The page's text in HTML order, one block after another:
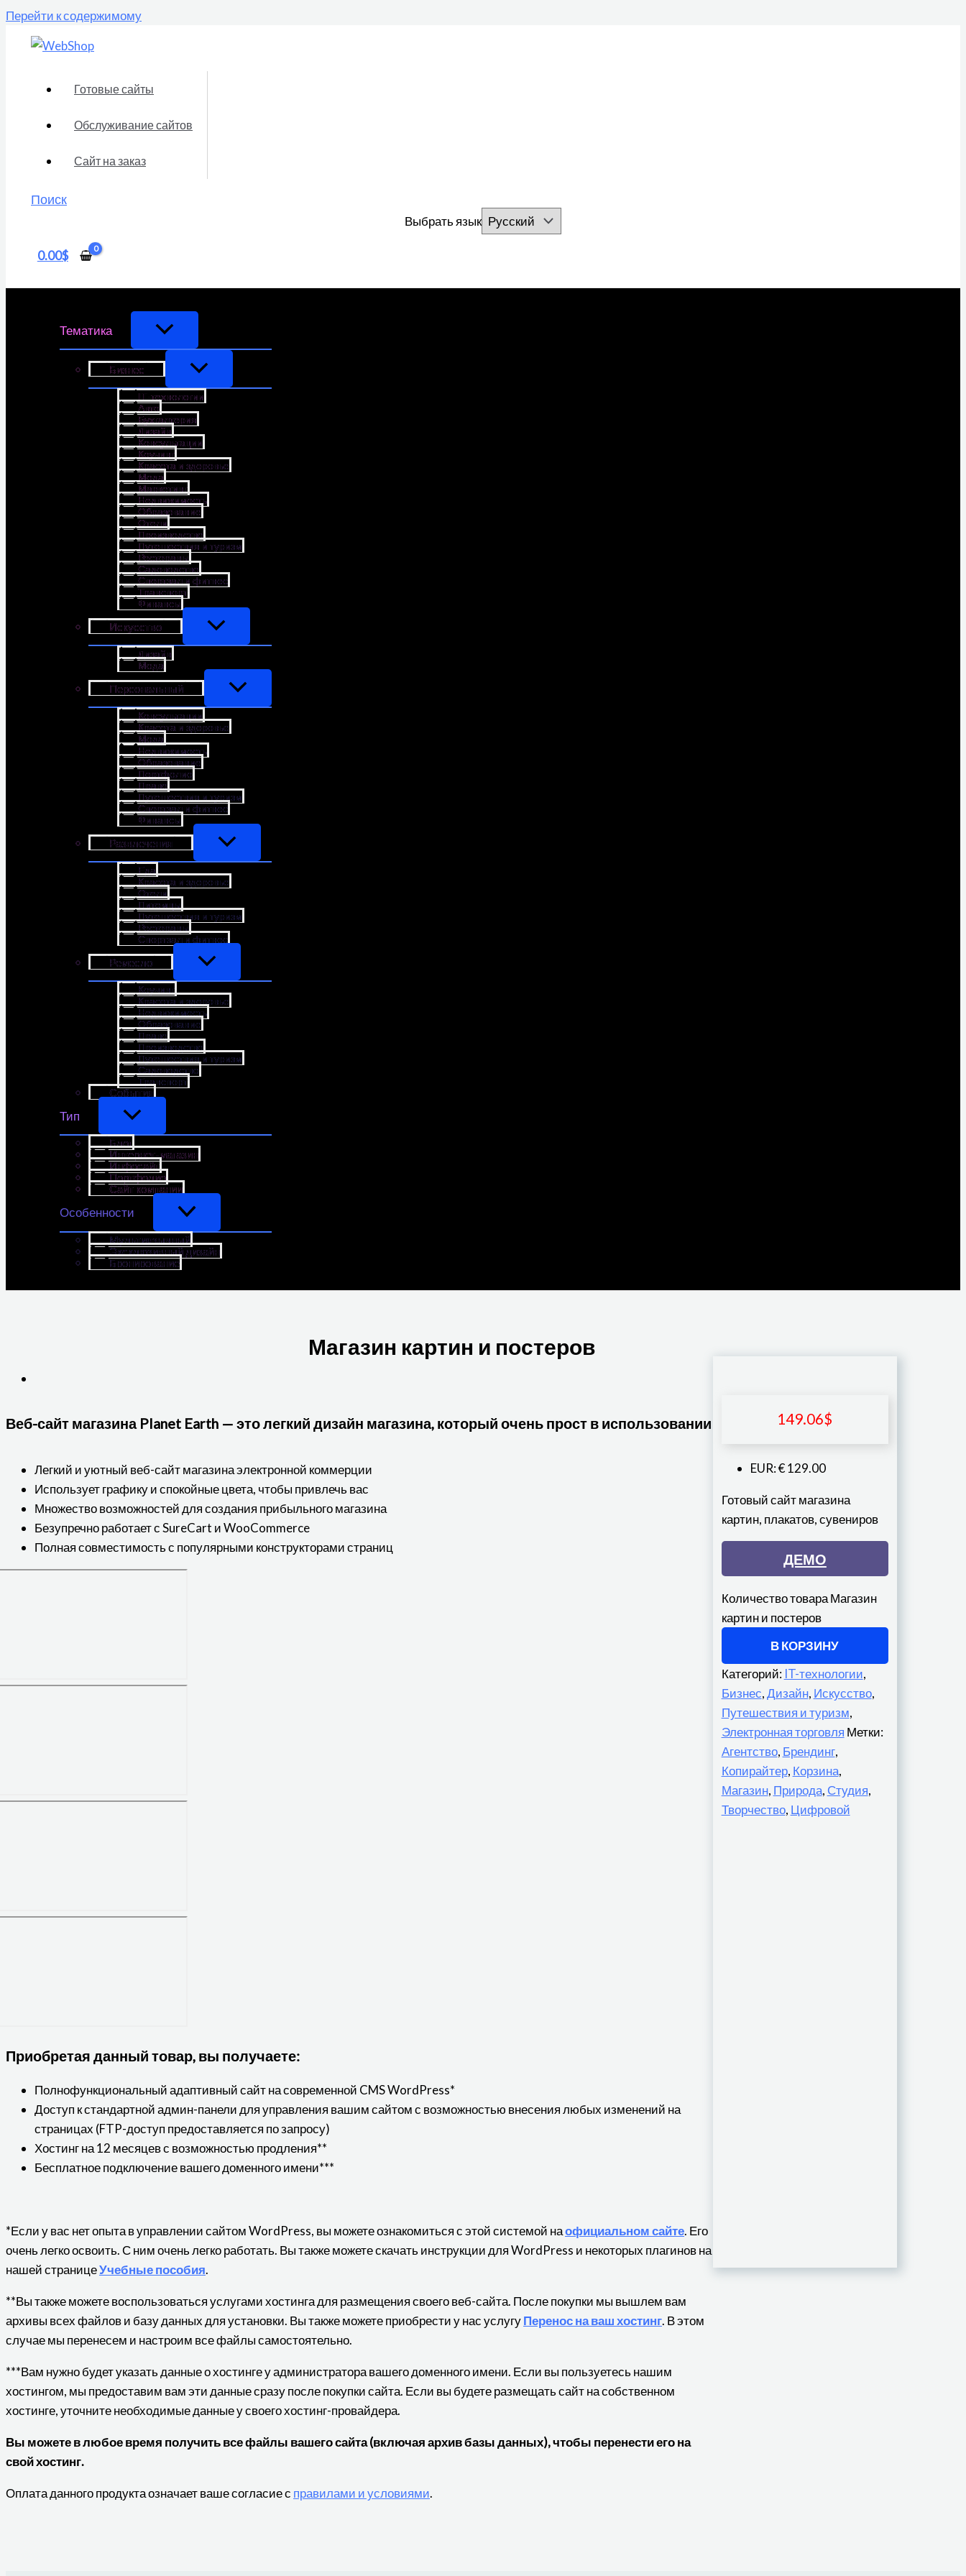
Перейти к содержимому
Готовые сайты
Обслуживание сайтов
Сайт на заказ
Поиск
Выбрать язык
0.00$
Тематика
Бизнес
IT-технологии
Авто
Бухгалтерия
Дизайн
Консультации
Коучинг
Красота и здоровье
Мода
Маркетинг
Недвижимость
Образование
Отели
Производство
Путешествия и туризм
Рестораны
Садоводство
Спортзал и фитнес
Транспорт
Финансы
Искусство
Дизайн
Мода
Персональный
Консультации
Красота и здоровье
Мода
Недвижимость
Образование
Портфолио
Право
Путешествия и туризм
Спортзал и фитнес
Финансы
Развлечения
Еда
Красота и здоровье
Отели
Питомцы
Путешествия и туризм
Рестораны
Спортзал и фитнес
Ремесло
Коучинг
Красота и здоровье
Недвижимость
Образование
Право
Производство
Путешествия и туризм
Садоводство
Транспорт
События
Тип
Блог
Интернет-магазин
Инфосайт
Портфолио
Сайт компании
Особенности
Мультиязычный
Эксклюзивный дизайн
Бронирование
Магазин картин и постеров
149.06$
EUR:€ 129.00
Готовый сайт магазина
картин, плакатов, сувениров
ДЕМО
Количество товара Магазин
картин и постеров
В КОРЗИНУ
Категорий: IT-технологии,
Бизнес,Дизайн, Искусство,
Путешествия и туризм,
Электронная торговля Метки:
Агентство, Брендинг,
Копирайтер, Корзина,
Магазин, Природа, Студия,
Творчество, Цифровой
Веб-сайт магазина Planet Earth — это легкий дизайн магазина, который очень прост в использовании
Легкий и уютный веб-сайт магазина электронной коммерции
Использует графику и спокойные цвета, чтобы привлечь вас
Множество возможностей для создания прибыльного магазина
Безупречно работает с SureCart и WooCommerce
Полная совместимость с популярными конструкторами страниц
Приобретая данный товар, вы получаете:
Полнофункциональный адаптивный сайт на современной CMS WordPress*
Доступ к стандартной админ-панели для управления вашим сайтом с возможностью внесения любых изменений на
страницах (FTP-доступ предоставляется по запросу)
Хостинг на 12 месяцев с возможностью продления**
Бесплатное подключение вашего доменного имени***
*Если у вас нет опыта в управлении сайтом WordPress, вы можете ознакомиться с этой системой наофициальном сайте. Его
очень легко освоить. С ним очень легко работать. Вы также можете скачать инструкции для WordPress и некоторых плагинов на
нашей страницеУчебные пособия.
**Вы также можете воспользоваться услугами хостинга для размещения своего веб-сайта. После покупки мы вышлем вам
архивы всех файлов и базу данных для установки. Вы также можете приобрести у нас услугуПеренос на ваш хостинг. В этом
случае мы перенесем и настроим все файлы самостоятельно.
***Вам нужно будет указать данные о хостинге у администратора вашего доменного имени. Если вы пользуетесь нашим
хостингом, мы предоставим вам эти данные сразу после покупки сайта. Если вы будете размещать сайт на собственном
хостинге, уточните необходимые данные у своего хостинг-провайдера.
Вы можете в любое время получить все файлы вашего сайта (включая архив базы данных), чтобы перенести его на
свой хостинг.
Оплата данного продукта означает ваше согласие с правилами и условиями.